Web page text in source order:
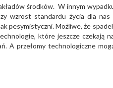
środków. W innym
wzrost standardu życia dla nas
pesymistyczni. Możliwe, że
które jeszcze czekają
A przełomy technologiczne